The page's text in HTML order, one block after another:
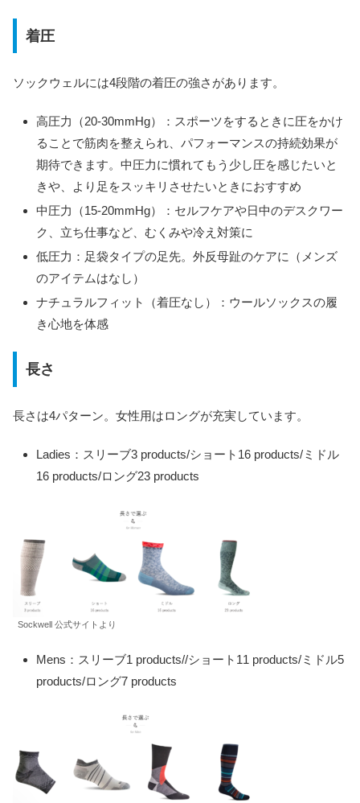
着圧
ソックウェルには4段階の着圧の強さがあります。
高圧力（20-30mmHg）：スポーツをするときに圧をかけ
ることで筋肉を整えられ、パフォーマンスの持続効果が
期待できます。中圧力に慣れてもう少し圧を感じたいと
きや、より足をスッキリさせたいときにおすすめ
中圧力（15-20mmHg）：セルフケアや日中のデスクワー
ク、立ち仕事など、むくみや冷え対策に
低圧力：足袋タイプの足先。外反母趾のケアに（メンズ
のアイテムはなし）
ナチュラルフィット（着圧なし）：ウールソックスの履
き心地を体感
長さ
長さは4パターン。女性用はロングが充実しています。
Ladies：スリーブ3 products/ショート16 products/ミドル
16 products/ロング23 products
Sockwell 公式サイトより
Mens：スリーブ1 products//ショート11 products/ミドル5
products/ロング7 products